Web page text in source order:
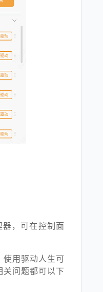
，可在控制面
用驱动人生可
问题都可以下